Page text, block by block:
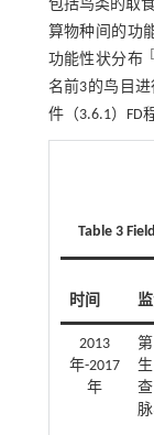
包括鸟类的取
算物种间的功
功能性状分布
名前3的鸟目
件（3.6.1）FD
Table 3
时间
2013
年-2017
年